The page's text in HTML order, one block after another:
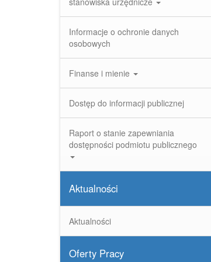
Informacje o ochronie danych
osobowych
Finanse i mienie
Dostęp do informacji publicznej
Raport o stanie zapewniania
dostępności podmiotu publicznego
Aktualności
Aktualności
Oferty Pracy